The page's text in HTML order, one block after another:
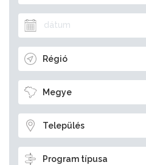
Régió
Megye
Település
Program típusa